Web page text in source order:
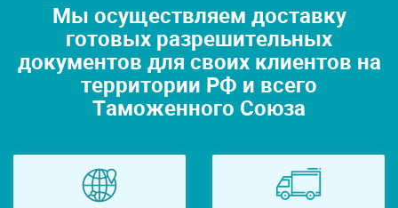
Мы осуществляем доставку
готовых разрешительных
документов для своих клиентов на
территории РФ и всего
Таможенного Союза